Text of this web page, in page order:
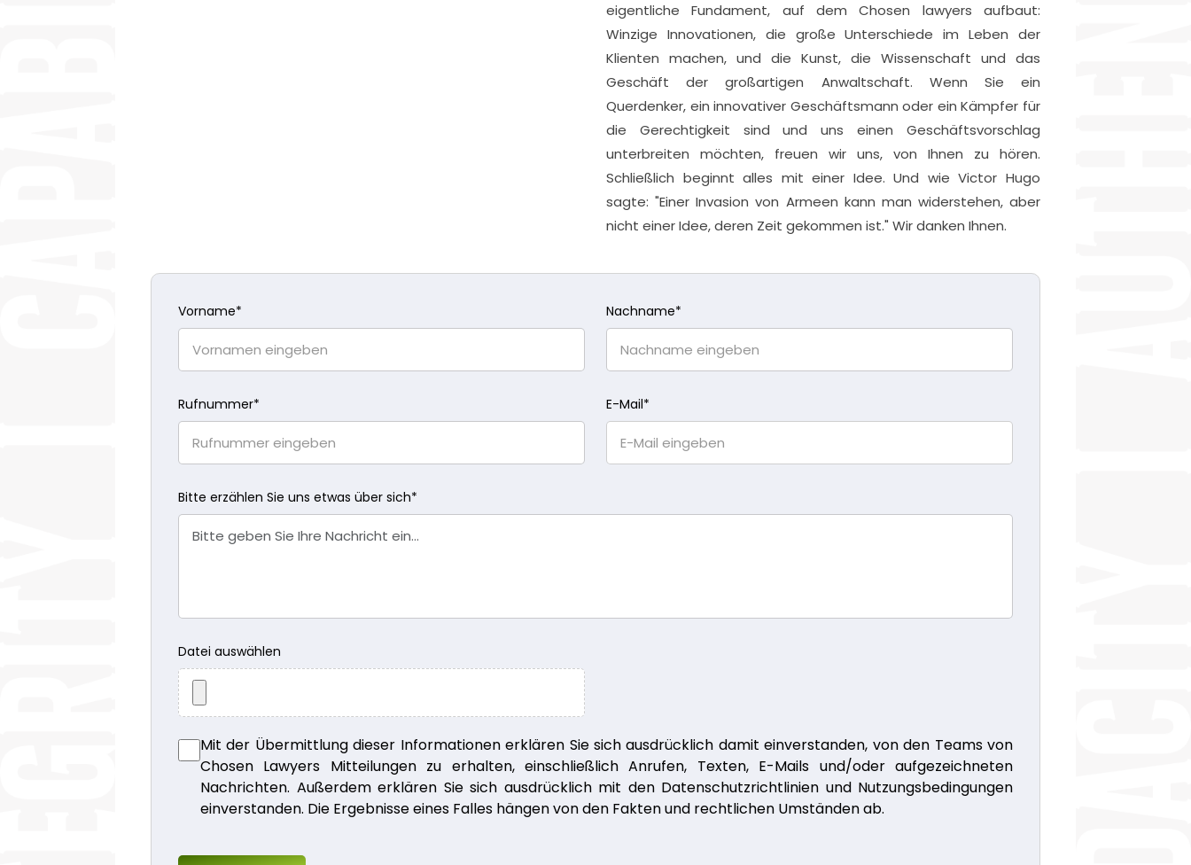
eigentliche Fundament, auf dem Chosen lawyers aufbaut:
Winzige Innovationen, die große Unterschiede im Leben der
Klienten machen, und die Kunst, die Wissenschaft und das
Geschäft der großartigen Anwaltschaft. Wenn Sie ein
Querdenker, ein innovativer Geschäftsmann oder ein Kämpfer für
die Gerechtigkeit sind und uns einen Geschäftsvorschlag
unterbreiten möchten, freuen wir uns, von Ihnen zu hören.
Schließlich beginnt alles mit einer Idee. Und wie Victor Hugo
sagte: "Einer Invasion von Armeen kann man widerstehen, aber
nicht einer Idee, deren Zeit gekommen ist." Wir danken Ihnen.
Vorname* Nachname*
Rufnummer* E-Mail*
Bitte erzählen Sie uns etwas über sich*
Datei auswählen
Mit der Übermittlung dieser Informationen erklären Sie sich ausdrücklich damit einverstanden, von den Teams von
Chosen Lawyers Mitteilungen zu erhalten, einschließlich Anrufen, Texten, E-Mails und/oder aufgezeichneten
Nachrichten. Außerdem erklären Sie sich ausdrücklich mit den Datenschutzrichtlinien und Nutzungsbedingungen
einverstanden. Die Ergebnisse eines Falles hängen von den Fakten und rechtlichen Umständen ab.